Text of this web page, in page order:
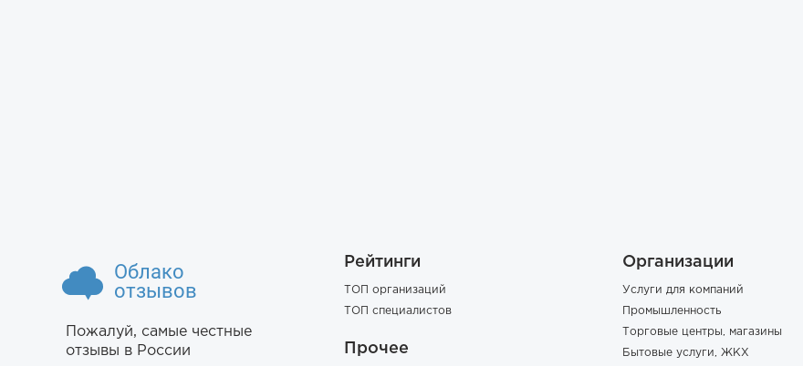
Облако
отзывов
Пожалуй, самые честные
отзывы в России
Рейтинги
ТОП организаций
ТОП специалистов
Прочее
Организации
Услуги для компаний
Промышленность
Торговые центры, магазины
Бытовые услуги, ЖКХ